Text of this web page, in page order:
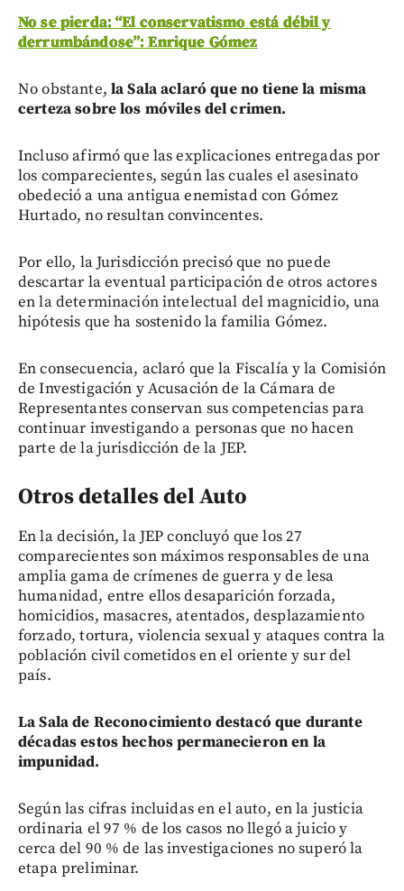
No se pierda: “El conservatismo está débil y
derrumbándose”: Enrique Gómez
No obstante, la Sala aclaró que no tiene la misma
certeza sobre los móviles del crimen.
Incluso afirmó que las explicaciones entregadas por
los comparecientes, según las cuales el asesinato
obedeció a una antigua enemistad con Gómez
Hurtado, no resultan convincentes.
Por ello, la Jurisdicción precisó que no puede
descartar la eventual participación de otros actores
en la determinación intelectual del magnicidio, una
hipótesis que ha sostenido la familia Gómez.
En consecuencia, aclaró que la Fiscalía y la Comisión
de Investigación y Acusación de la Cámara de
Representantes conservan sus competencias para
continuar investigando a personas que no hacen
parte de la jurisdicción de la JEP.
Otros detalles del Auto
En la decisión, la JEP concluyó que los 27
comparecientes son máximos responsables de una
amplia gama de crímenes de guerra y de lesa
humanidad, entre ellos desaparición forzada,
homicidios, masacres, atentados, desplazamiento
forzado, tortura, violencia sexual y ataques contra la
población civil cometidos en el oriente y sur del
país.
La Sala de Reconocimiento destacó que durante
décadas estos hechos permanecieron en la
impunidad.
Según las cifras incluidas en el auto, en la justicia
ordinaria el 97 % de los casos no llegó a juicio y
cerca del 90 % de las investigaciones no superó la
etapa preliminar.